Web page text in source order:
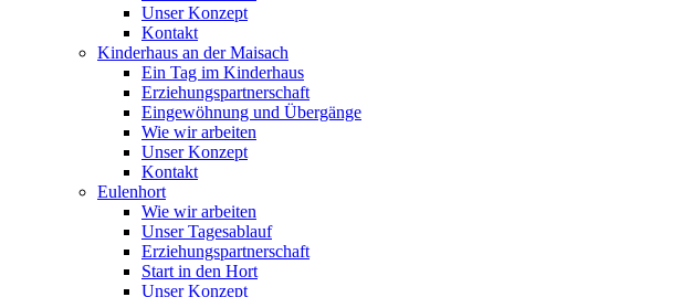
Unser Konzept
Kontakt
Kinderhaus an der Maisach
Ein Tag im Kinderhaus
Erziehungspartnerschaft
Eingewöhnung und Übergänge
Wie wir arbeiten
Unser Konzept
Kontakt
Eulenhort
Wie wir arbeiten
Unser Tagesablauf
Erziehungspartnerschaft
Start in den Hort
Unser Konzept